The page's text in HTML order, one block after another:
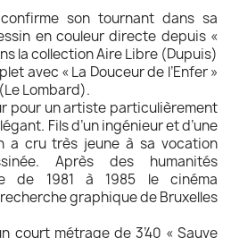
son tournant dans sa
en couleur directe depuis «
la collection Aire Libre (Dupuis)
avec « La Douceur de l’Enfer »
Lombard).
pour un artiste particulièrement
Fils d’un ingénieur et d’une
a cru très jeune à sa vocation
Après des humanités
de 1981 à 1985 le cinéma
recherche graphique de Bruxelles
court métrage de 3’40 « Sauve